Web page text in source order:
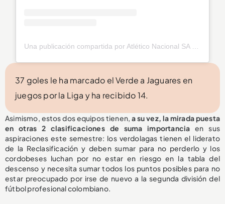
37 goles le ha marcado el Verde a Jaguares en
juegos por la Liga y ha recibido 14.
Asimismo, estos dos equipos tienen, a su vez, la mirada puesta
en otras 2 clasificaciones de suma importancia en sus
aspiraciones este semestre: los verdolagas tienen el liderato
de la Reclasificación y deben sumar para no perderlo y los
cordobeses luchan por no estar en riesgo en la tabla del
descenso y necesita sumar todos los puntos posibles para no
estar preocupado por irse de nuevo a la segunda división del
fútbol profesional colombiano.